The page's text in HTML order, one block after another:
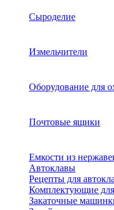
Сыроделие
Измельчители
Оборудование для
Почтовые ящики
Емкости из
Автоклавы
Рецепты для
Комплектующие для
Закаточные